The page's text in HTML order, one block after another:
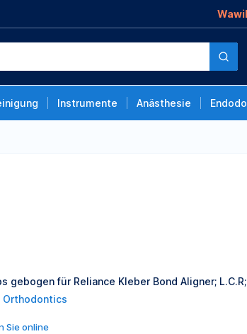
Instrumente Anästhesie
gebogen für Reliance Kleber Bond Aligner;
Orthodontics
Sie online